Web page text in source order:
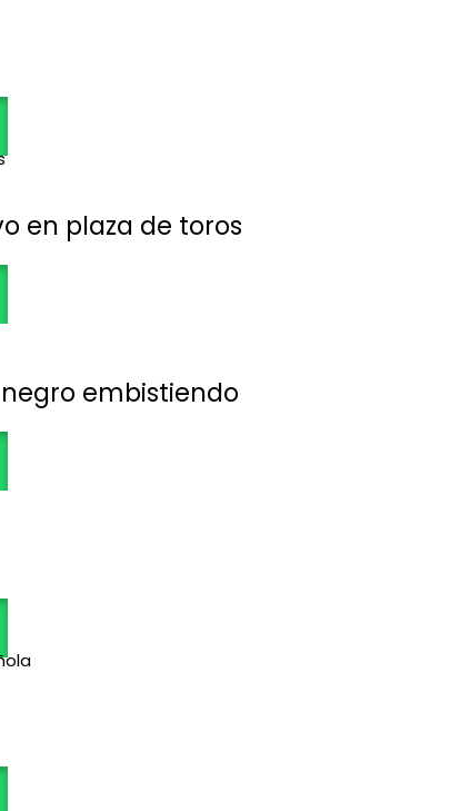
en plaza de toros
embistiendo